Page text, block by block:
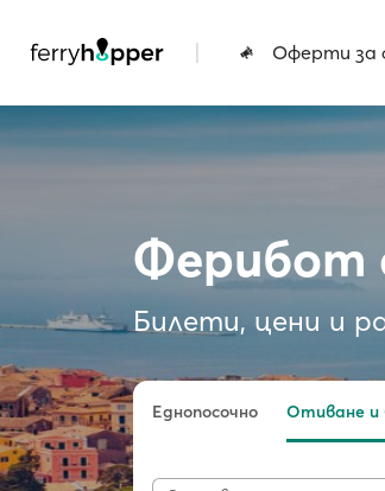
| Оферти за
Ферибот
Билети, цени и
Еднопосочно Отиване и